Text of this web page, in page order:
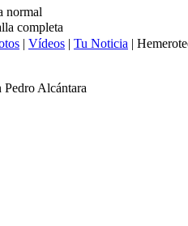
normal
completa
| Vídeos | Tu Noticia |
Pedro Alcántara